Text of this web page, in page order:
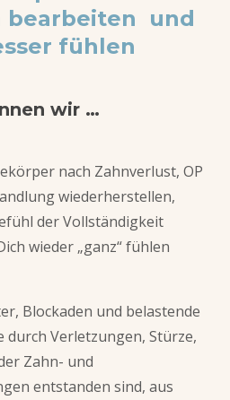
bearbeiten
und
fühlen
wir …
nach Zahnverlust, OP
wiederherstellen,
der Vollständigkeit
wieder „ganz“ fühlen
Blockaden und belastende
durch Verletzungen, Stürze,
Zahn- und
entstanden sind, aus